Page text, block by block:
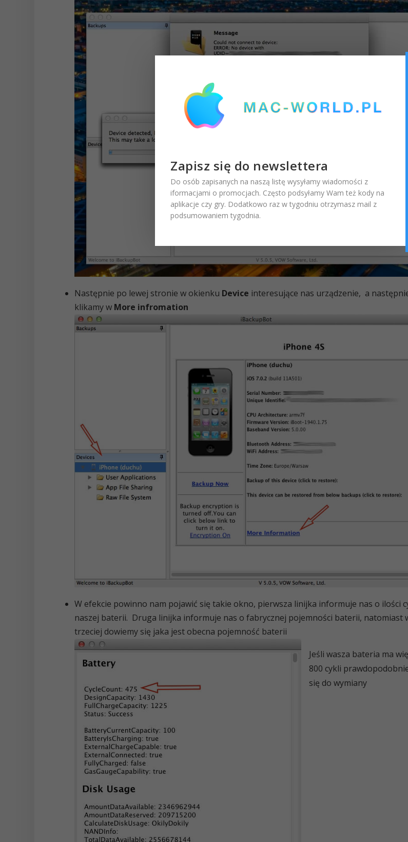
Następnie po lewej stronie w okienku Device interesujące nas urządzenie, a
klikamy w More infromation
W efekcie powinno nam pojawić się takie okno, pierwsza linijka informuje nas o ilości
naszej baterii. Druga linijka informuje nas o fabrycznej pojemności baterii, natomiast
trzeciej dowiemy się jaka jest obecna pojemność baterii
Jeśli wasza bateria ma
800 cykli
się do wymiany
Zapisz się do newslettera
Do osób zapisanych na naszą listę wysyłamy wiadomości z
iformacjami o promocjach. Często podsyłamy Wam też kody na
aplikacje czy gry. Dodatkowo raz w tygodniu otrzymasz mail z
podsumowaniem tygodnia.